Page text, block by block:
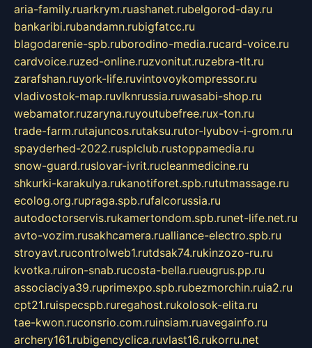
aria-family.ruarkrym.ruashanet.rubelgorod-day.ru
bankaribi.rubandamn.rubigfatcc.ru
blagodarenie-spb.ruborodino-media.rucard-voice.ru
cardvoice.ruzed-online.ruzvonitut.ruzebra-tlt.ru
zarafshan.ruyork-life.ruvintovoykompressor.ru
vladivostok-map.ruvlknrussia.ruwasabi-shop.ru
webamator.ruzaryna.ruyoutubefree.rux-ton.ru
trade-farm.rutajuncos.rutaksu.rutor-lyubov-i-grom.ru
spayderhed-2022.rusplclub.rustoppamedia.ru
snow-guard.ruslovar-ivrit.rucleanmedicine.ru
shkurki-karakulya.rukanotiforet.spb.rututmassage.ru
ecolog.org.rupraga.spb.rufalcorussia.ru
autodoctorservis.rukamertondom.spb.runet-life.net.ru
avto-vozim.rusakhcamera.rualliance-electro.spb.ru
stroyavt.rucontrolweb1.rutdsak74.rukinzozo-ru.ru
kvotka.ruiron-snab.rucosta-bella.rueugrus.pp.ru
associaciya39.ruprimexpo.spb.rubezmorchin.ruia2.ru
cpt21.ruispecspb.ruregahost.rukolosok-elita.ru
tae-kwon.ruconsrio.com.ruinsiam.ruavegainfo.ru
archery161.rubigencyclica.ruvlast16.rukorru.net